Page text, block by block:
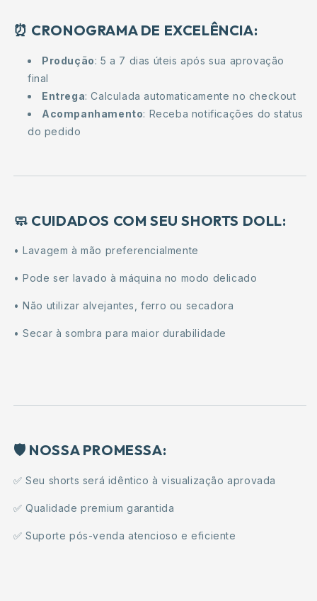
⏰ CRONOGRAMA DE EXCELÊNCIA:
Produção: 5 a 7 dias úteis após sua aprovação
final
Entrega: Calculada automaticamente no checkout
Acompanhamento: Receba notificações do status
do pedido
🧼 CUIDADOS COM SEU SHORTS DOLL:
• Lavagem à mão preferencialmente
• Pode ser lavado à máquina no modo delicado
• Não utilizar alvejantes, ferro ou secadora
• Secar à sombra para maior durabilidade
🛡️ NOSSA PROMESSA:
✅ Seu shorts será idêntico à visualização aprovada
✅ Qualidade premium garantida
✅ Suporte pós-venda atencioso e eficiente